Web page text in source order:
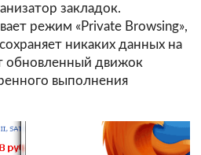
закладок.
режим «Private Browsing»,
никаких данных на
обновленный движок
выполнения